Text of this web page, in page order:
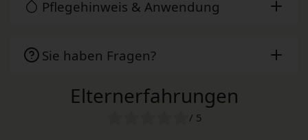
Pflegehinweis & Anwendung
Sie haben Fragen?
Elternerfahrungen
/ 5